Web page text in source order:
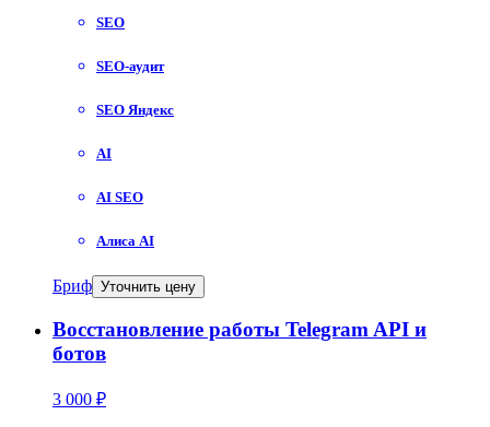
SEO
SEO-аудит
SEO Яндекс
AI
AI SEO
Алиса AI
Бриф Уточнить цену
Восстановление работы Telegram API и
ботов
3 000 ₽